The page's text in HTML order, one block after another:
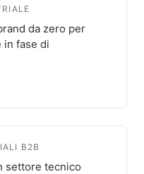
da zero per
in fase di
B2B
settore tecnico